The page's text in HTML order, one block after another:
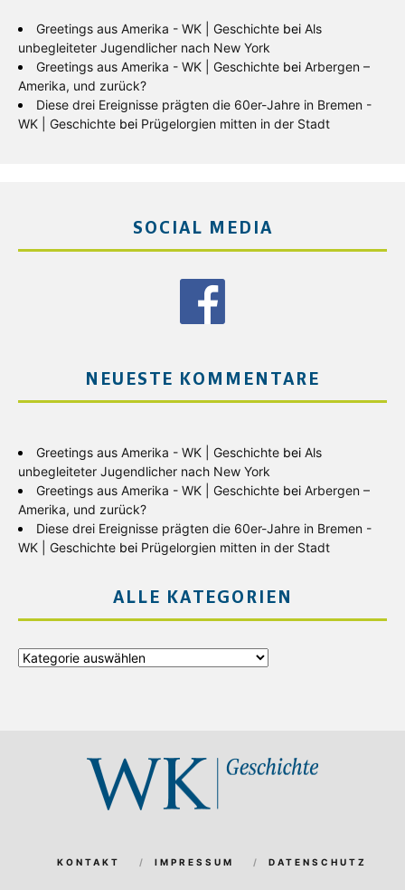
Greetings aus Amerika - WK | Geschichte bei Als
unbegleiteter Jugendlicher nach New York
Greetings aus Amerika - WK | Geschichte bei Arbergen –
Amerika, und zurück?
Diese drei Ereignisse prägten die 60er-Jahre in Bremen -
WK | Geschichte bei Prügelorgien mitten in der Stadt
SOCIAL MEDIA
NEUESTE KOMMENTARE
Greetings aus Amerika - WK | Geschichte bei Als
unbegleiteter Jugendlicher nach New York
Greetings aus Amerika - WK | Geschichte bei Arbergen –
Amerika, und zurück?
Diese drei Ereignisse prägten die 60er-Jahre in Bremen -
WK | Geschichte bei Prügelorgien mitten in der Stadt
ALLE KATEGORIEN
Alle
KONTAKT IMPRESSUM DATENSCHUTZ